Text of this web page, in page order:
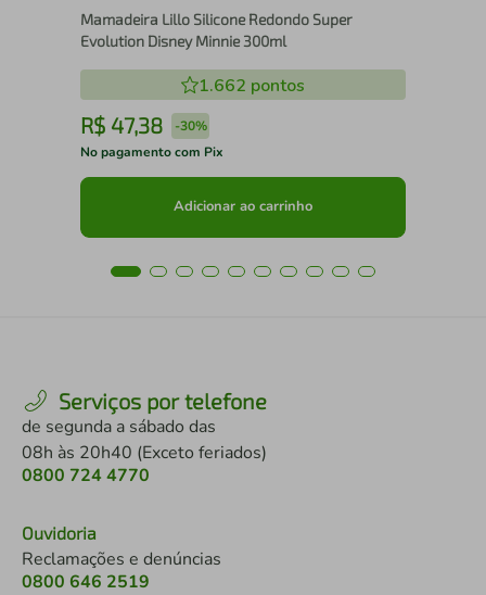
Mamadeira Lillo Silicone Redondo Super
Evolution Disney Minnie 300ml
1.662 pontos
R$ 47,38 -30%
No pagamento com Pix
Adicionar ao carrinho
Serviços por telefone
de segunda a sábado das
08h às 20h40 (Exceto feriados)
0800 724 4770
Ouvidoria
Reclamações e denúncias
0800 646 2519